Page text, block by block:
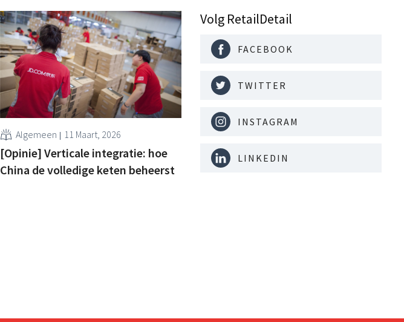
Algemeen 11 Maart, 2026
[Opinie] Verticale integratie: hoe
China de volledige keten beheerst
Volg RetailDetail
FACEBOOK
TWITTER
INSTAGRAM
LINKEDIN